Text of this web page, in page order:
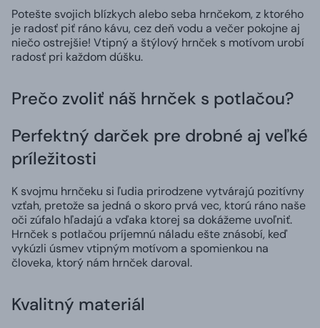
Potešte svojich blízkych alebo seba hrnčekom, z ktorého
je radosť piť ráno kávu, cez deň vodu a večer pokojne aj
niečo ostrejšie! Vtipný a štýlový hrnček s motívom urobí
radosť pri každom dúšku.
Prečo zvoliť náš hrnček s potlačou?
Perfektný darček pre drobné aj veľké
príležitosti
K svojmu hrnčeku si ľudia prirodzene vytvárajú pozitívny
vzťah, pretože sa jedná o skoro prvá vec, ktorú ráno naše
oči zúfalo hľadajú a vďaka ktorej sa dokážeme uvoľniť.
Hrnček s potlačou príjemnú náladu ešte znásobí, keď
vykúzli úsmev vtipným motívom a spomienkou na
človeka, ktorý nám hrnček daroval.
Kvalitný materiál